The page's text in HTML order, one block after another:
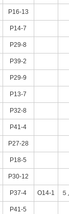
P16-13
P14-7
P29-8
P39-2
P29-9
P13-7
P32-8
P41-4
P27-28
P18-5
P30-12
P37-4 O14-1
P41-5